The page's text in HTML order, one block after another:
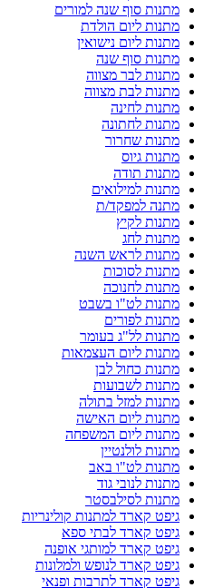
מתנות סוף שנה למורים
מתנות ליום הולדת
מתנות ליום נישואין
מתנות סוף שנה
מתנות לבר מצווה
מתנות לבת מצווה
מתנות לחינה
מתנות לחתונה
מתנות שחרור
מתנות גיוס
מתנות תודה
מתנות למילואים
מתנה למפקד/ת
מתנות לקיץ
מתנות לחג
מתנות לראש השנה
מתנות לסוכות
מתנות לחנוכה
מתנות לט"ו בשבט
מתנות לפורים
מתנות לל"ג בעומר
מתנות ליום העצמאות
מתנות כחול לבן
מתנות לשבועות
מתנות למזל בתולה
מתנות ליום האישה
מתנות ליום המשפחה
מתנות לולנטיין
מתנות לט"ו באב
מתנות לנובי גוד
מתנות לסילבסטר
גיפט קארד למתנות קולינריות
גיפט קארד לבתי ספא
גיפט קארד למותגי אופנה
גיפט קארד לנופש ולמלונות
גיפט קארד לתרבות ופנאי